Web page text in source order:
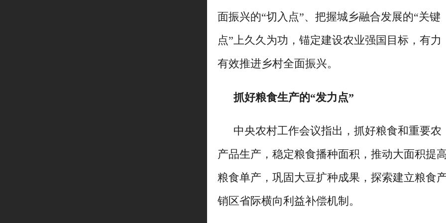
面振兴的“切入点”、把握城乡融合发展的“关键
点”上久久为功，锚定建设农业强国目标，有力
有效推进乡村全面振兴。
抓好粮食生产的“发力点”
中央农村工作会议指出，抓好粮食和重要农
产品生产，稳定粮食播种面积，推动大面积提
粮食单产，巩固大豆扩种成果，探索建立粮食
销区省际横向利益补偿机制。